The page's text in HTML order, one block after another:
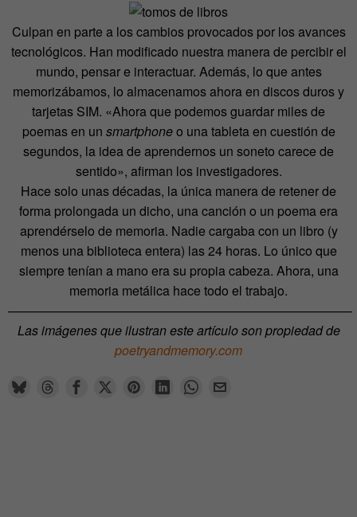
Culpan en parte a los cambios provocados por los avances
tecnológicos. Han modificado nuestra manera de percibir el
mundo, pensar e interactuar. Además, lo que antes
memorizábamos, lo almacenamos ahora en discos duros y
tarjetas SIM. «Ahora que podemos guardar miles de
poemas en un smartphoneo una tableta en cuestión de
segundos, la idea de aprendernos un soneto carece de
sentido», afirman los investigadores.
Hace solo unas décadas, la única manera de retener de
forma prolongada un dicho, una canción o un poema era
aprendérselo de memoria. Nadie cargaba con un libro (y
menos una biblioteca entera) las 24 horas. Lo único que
siempre tenían a mano era su propia cabeza. Ahora, una
memoria metálica hace todo el trabajo.
———————————————————————————
Las imágenes que ilustran este artículo son propiedad de
poetryandmemory.com